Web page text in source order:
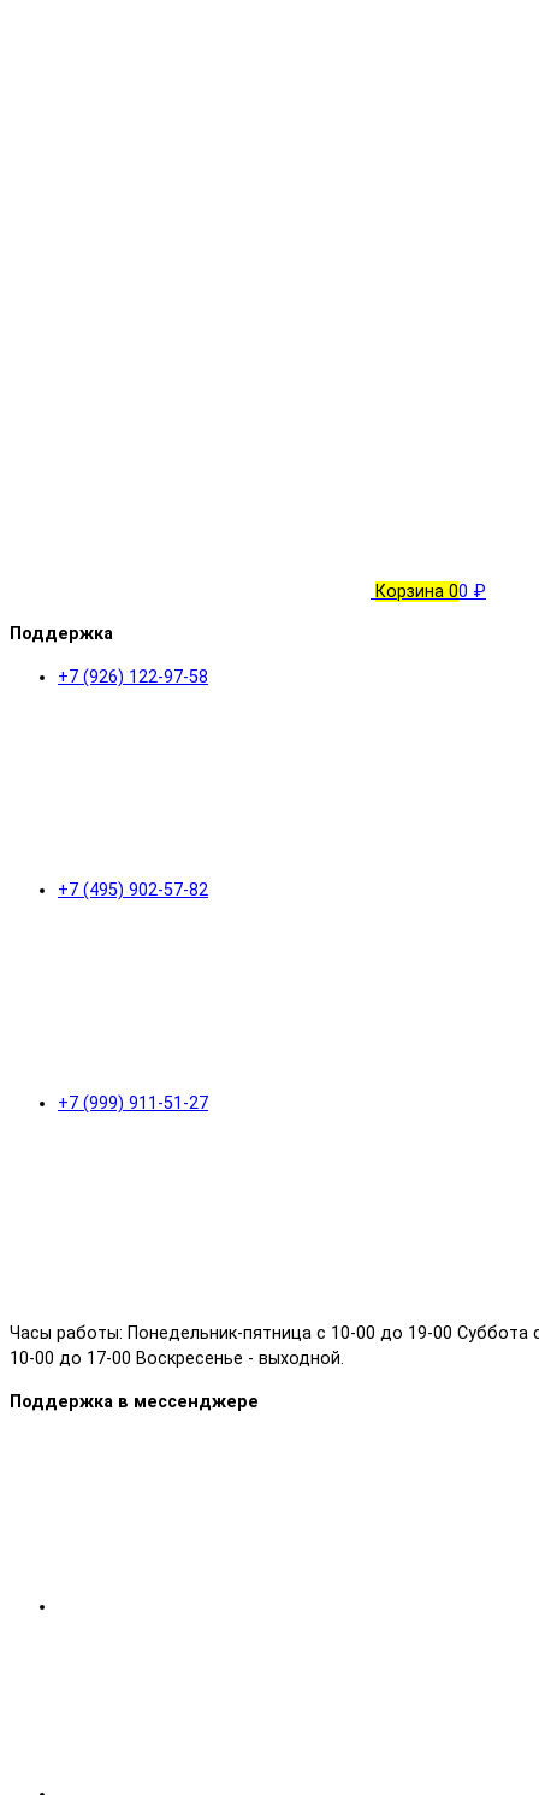
Корзина 00 ₽
Поддержка
+7 (926) 122-97-58
+7 (495) 902-57-82
+7 (999) 911-51-27
Часы работы: Понедельник-пятница с 10-00 до 19-00 Суббота
10-00 до 17-00 Воскресенье - выходной.
Поддержка в мессенджере